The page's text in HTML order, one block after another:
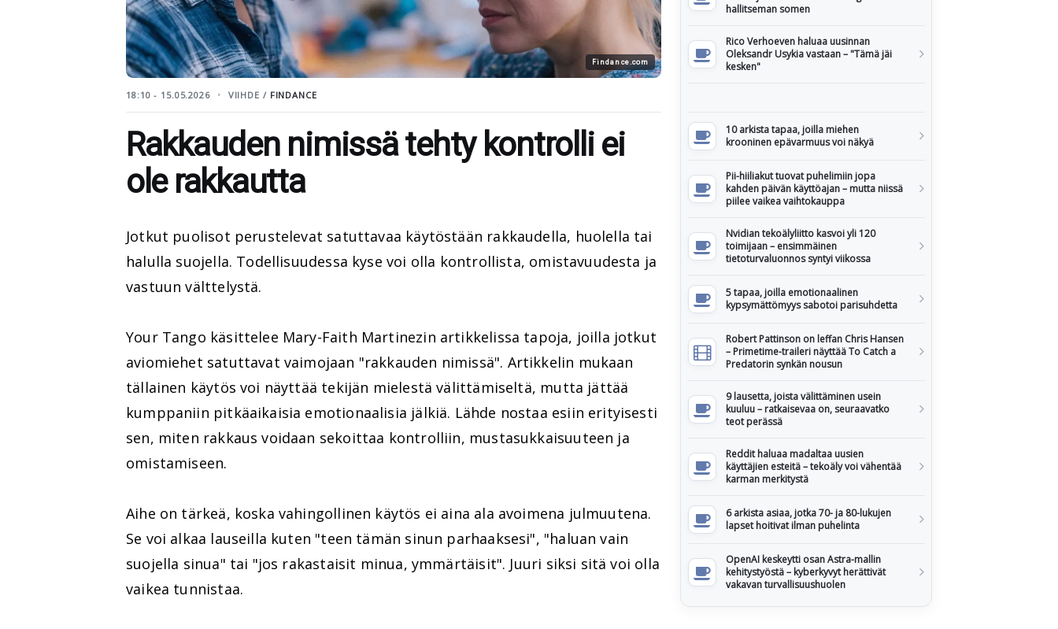
Findance.com
18:10 - 15.05.2026 VIIHDE / FINDANCE
Rakkauden nimissä tehty kontrolli ei
ole rakkautta
Jotkut puolisot perustelevat satuttavaa käytöstään rakkaudella, huolella tai
halulla suojella. Todellisuudessa kyse voi olla kontrollista, omistavuudesta ja
vastuun välttelystä.
Your Tango käsittelee Mary-Faith Martinezin artikkelissa tapoja, joilla jotkut
aviomiehet satuttavat vaimojaan "rakkauden nimissä". Artikkelin mukaan
tällainen käytös voi näyttää tekijän mielestä välittämiseltä, mutta jättää
kumppaniin pitkäaikaisia emotionaalisia jälkiä. Lähde nostaa esiin erityisesti
sen, miten rakkaus voidaan sekoittaa kontrolliin, mustasukkaisuuteen ja
omistamiseen.
Aihe on tärkeä, koska vahingollinen käytös ei aina ala avoimena julmuutena.
Se voi alkaa lauseilla kuten "teen tämän sinun parhaaksesi", "haluan vain
suojella sinua" tai "jos rakastaisit minua, ymmärtäisit". Juuri siksi sitä voi olla
vaikea tunnistaa.
hallitseman somen
Rico Verhoeven haluaa uusinnan
Oleksandr Usykia vastaan – "Tämä jäi
kesken"
10 arkista tapaa, joilla miehen
krooninen epävarmuus voi näkyä
Pii-hiiliakut tuovat puhelimiin jopa
kahden päivän käyttöajan – mutta niissä
piilee vaikea vaihtokauppa
Nvidian tekoälyliitto kasvoi yli 120
toimijaan – ensimmäinen
tietoturvaluonnos syntyi viikossa
5 tapaa, joilla emotionaalinen
kypsymättömyys sabotoi parisuhdetta
Robert Pattinson on leffan Chris Hansen
– Primetime-traileri näyttää To Catch a
Predatorin synkän nousun
9 lausetta, joista välittäminen usein
kuuluu – ratkaisevaa on, seuraavatko
teot perässä
Reddit haluaa madaltaa uusien
käyttäjien esteitä – tekoäly voi vähentää
karman merkitystä
6 arkista asiaa, jotka 70- ja 80-lukujen
lapset hoitivat ilman puhelinta
OpenAI keskeytti osan Astra-mallin
kehitystyöstä – kyberkyvyt herättivät
vakavan turvallisuushuolen